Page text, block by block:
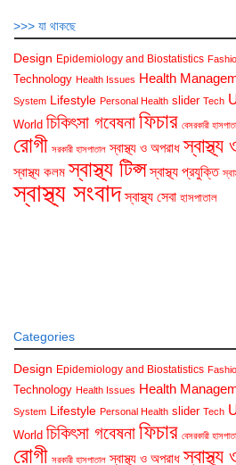
>>> যা থাকছে
Design Epidemiology and Biostatistics
Technology Health Issues Health
System Lifestyle Personal Health slider Tech
World চিকিৎসা গবেষনাফিচার বেসরকারী
রোগী সরকারী হাসপাতাল স্বাস্থ্য ও অপরাধ স্বাস্থ্য
স্বাস্থ্য কলম স্বাস্থ্য টিপ্স স্বাস্থ্য প্রযুক্তি
স্বাস্থ্য সংবাদ স্বাস্থ্য সেবা হাসপাতাল
Categories
Design Epidemiology and Biostatistics
Technology Health Issues Health
System Lifestyle Personal Health slider Tech
World চিকিৎসা গবেষনাফিচার বেসরকারী
রোগী সরকারী হাসপাতাল স্বাস্থ্য ও অপরাধ স্বাস্থ্য